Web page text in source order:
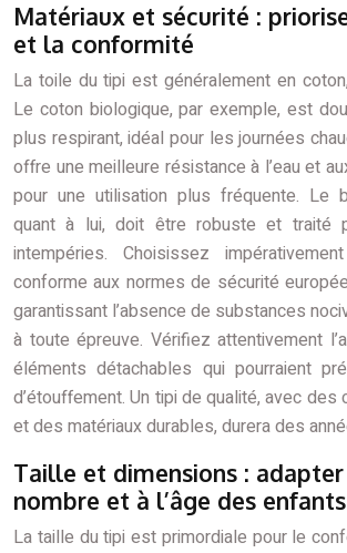
Matériaux et sécurité :
et la conformité
La toile du tipi est généralement en
Le coton biologique, par exemple, est
plus respirant, idéal pour les journées
offre une meilleure résistance à l’eau et
pour une utilisation plus fréquente. Le
quant à lui, doit être robuste et traité
intempéries. Choisissez
conforme aux normes de sécurité
garantissant l’absence de substances
à toute épreuve. Vérifiez attentivement
éléments détachables qui pourraient
d’étouffement. Un tipi de qualité, avec
et des matériaux durables, durera des
Taille et dimensions : adapter
nombre et à l’âge des enfants
La taille du tipi est primordiale pour le